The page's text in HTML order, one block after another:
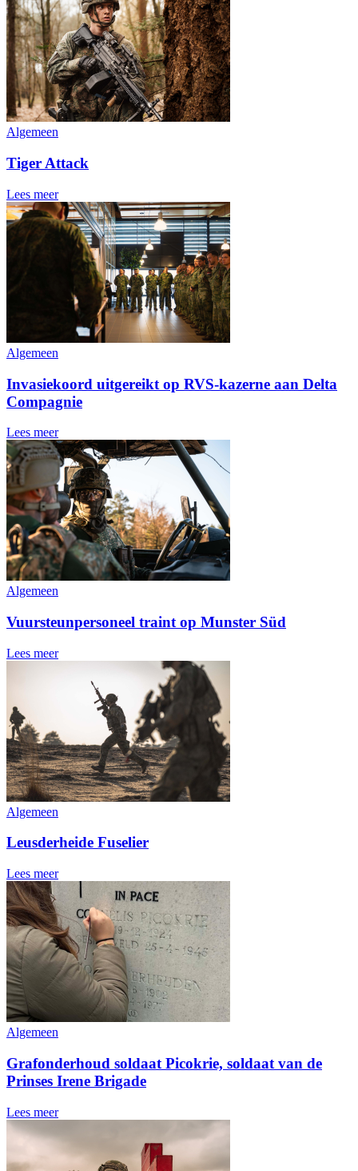
Algemeen
Tiger Attack
Lees meer
Algemeen
Invasiekoord uitgereikt op RVS-kazerne aan Delta
Compagnie
Lees meer
Algemeen
Vuursteunpersoneel traint op Munster Süd
Lees meer
Algemeen
Leusderheide Fuselier
Lees meer
Algemeen
Grafonderhoud soldaat Picokrie, soldaat van de
Prinses Irene Brigade
Lees meer